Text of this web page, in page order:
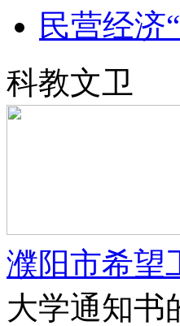
民营经济
科教文卫
濮阳市希望
大学通知书